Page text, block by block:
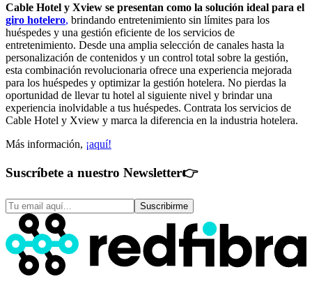
Cable Hotel y Xview se presentan como la solución ideal para el
giro hotelero, brindando entretenimiento sin límites para los
huéspedes y una gestión eficiente de los servicios de
entretenimiento. Desde una amplia selección de canales hasta la
personalización de contenidos y un control total sobre la gestión,
esta combinación revolucionaria ofrece una experiencia mejorada
para los huéspedes y optimizar la gestión hotelera. No pierdas la
oportunidad de llevar tu hotel al siguiente nivel y brindar una
experiencia inolvidable a tus huéspedes. Contrata los servicios de
Cable Hotel y Xview y marca la diferencia en la industria hotelera.
Más información, ¡aquí!
Suscríbete a nuestro Newsletter👉
Suscribirme